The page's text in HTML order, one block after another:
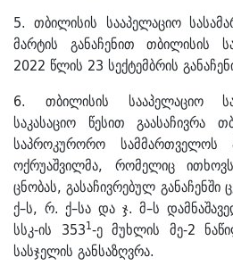
5. თბილისის სააპელაციო
მარტის განაჩენით თბილისის
2022 წლის 23 სექტემბრის
6. თბილისის სააპელაციო
საკასაციო წესით გაასაჩივრა
საპროკურორო სამმართველოს
ოქრუაშვილმა, რომელიც
ცნობას, გასაჩივრებულ განაჩენში
ქ–ს, რ. ქ–სა და ჯ. მ–ს
სსკ-ის 3531-ე მუხლის მე-2
სასჯელის განსაზღვრა.